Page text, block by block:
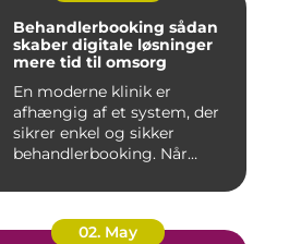
Behandlerbooking sådan
skaber digitale løsninger
mere tid til omsorg
En moderne klinik er
afhængig af et system, der
sikrer enkel og sikker
behandlerbooking. Når
02. May